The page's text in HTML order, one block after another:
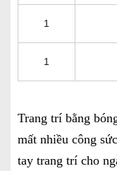
1
1
Trang trí bằng
mất nhiều công
tay trang trí cho